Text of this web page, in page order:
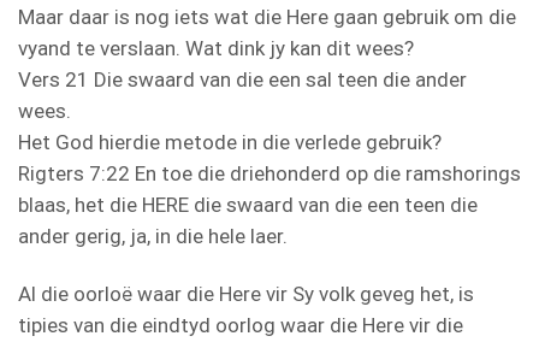
Maar daar is nog iets wat die Here gaan gebruik om die
vyand te verslaan. Wat dink jy kan dit wees?
Vers 21 Die swaard van die een sal teen die ander
wees.
Het God hierdie metode in die verlede gebruik?
Rigters 7:22 En toe die driehonderd op die ramshorings
blaas, het die HERE die swaard van die een teen die
ander gerig, ja, in die hele laer.
Al die oorloë waar die Here vir Sy volk geveg het, is
tipies van die eindtyd oorlog waar die Here vir die